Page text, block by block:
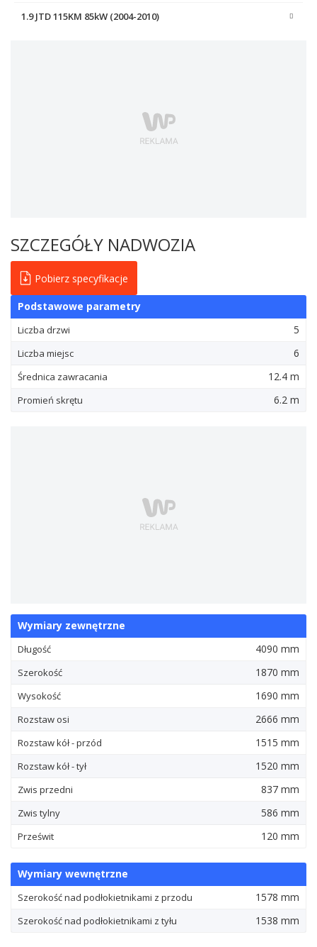
1.9 JTD 115KM 85kW (2004-2010)
SZCZEGÓŁY NADWOZIA
Pobierz specyfikacje
Podstawowe parametry
Liczba drzwi 5
Liczba miejsc 6
Średnica zawracania 12.4 m
Promień skrętu 6.2 m
Wymiary zewnętrzne
Długość 4090 mm
Szerokość 1870 mm
Wysokość 1690 mm
Rozstaw osi 2666 mm
Rozstaw kół - przód 1515 mm
Rozstaw kół - tył 1520 mm
Zwis przedni 837 mm
Zwis tylny 586 mm
Prześwit 120 mm
Wymiary wewnętrzne
Szerokość nad podłokietnikami z przodu 1578 mm
Szerokość nad podłokietnikami z tyłu 1538 mm